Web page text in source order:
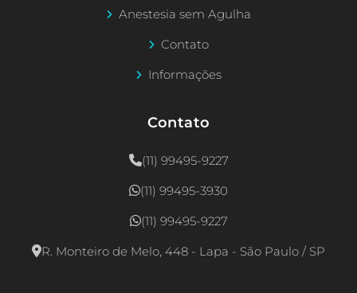
Anestesia sem Agulha
Contato
Informações
Contato
(11) 99495-9227
(11) 99495-3930
(11) 99495-9227
R. Monteiro de Melo, 448 - Lapa - São Paulo / SP